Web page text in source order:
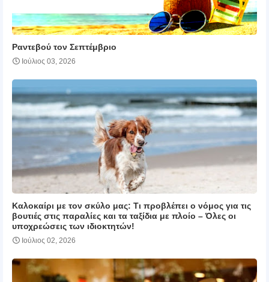
Ραντεβού τον Σεπτέμβριο
Ιούλιος 03, 2026
Καλοκαίρι με τον σκύλο μας: Τι προβλέπει ο νόμος για τις
βουτιές στις παραλίες και τα ταξίδια με πλοίο – Όλες οι
υποχρεώσεις των ιδιοκτητών!
Ιούλιος 02, 2026